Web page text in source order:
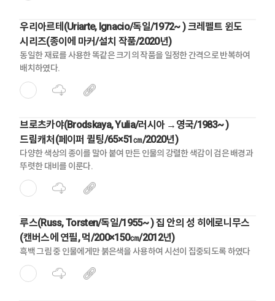
우리아르테(Uriarte, Ignacio/독일/1972~ ) 크레펠트 윈도
시리즈(종이에 마커/설치 작품/2020년)
동일한 재료를 사용한 똑같은 크기의 작품을 일정한 간격으로 반복하여
배치하였다.
브로츠카야(Brodskaya, Yulia/러시아 →영국/1983~ )
드림캐처(페이퍼 퀼팅/65×51㎝/2020년)
다양한 색상의 종이를 말아 붙여 만든 인물의 강렬한 색감이 검은 배경과
뚜렷한 대비를 이룬다.
루스(Russ, Torsten/독일/1955~ ) 집 안의 성 히에로니무스
(캔버스에 연필, 먹/200×150㎝/2012년)
흑백 그림 중 인물에게만 붉은색을 사용하여 시선이 집중되도록 하였다